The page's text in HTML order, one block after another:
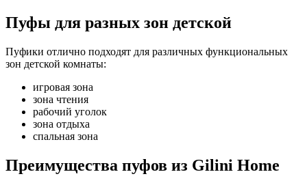
Пуфы для разных зон детской
Пуфики отлично подходят для различных функциональных
зон детской комнаты:
игровая зона
зона чтения
рабочий уголок
зона отдыха
спальная зона
Преимущества пуфов из Gilini Home